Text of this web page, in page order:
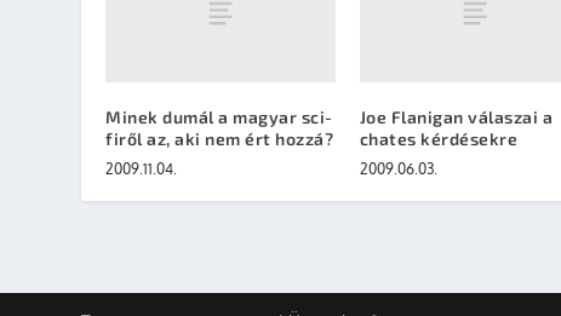
Minek dumál a magyar sci-
firől az, aki nem ért hozzá?
2009.11.04.
Joe Flanigan válaszai a
chates kérdésekre
2009.06.03.